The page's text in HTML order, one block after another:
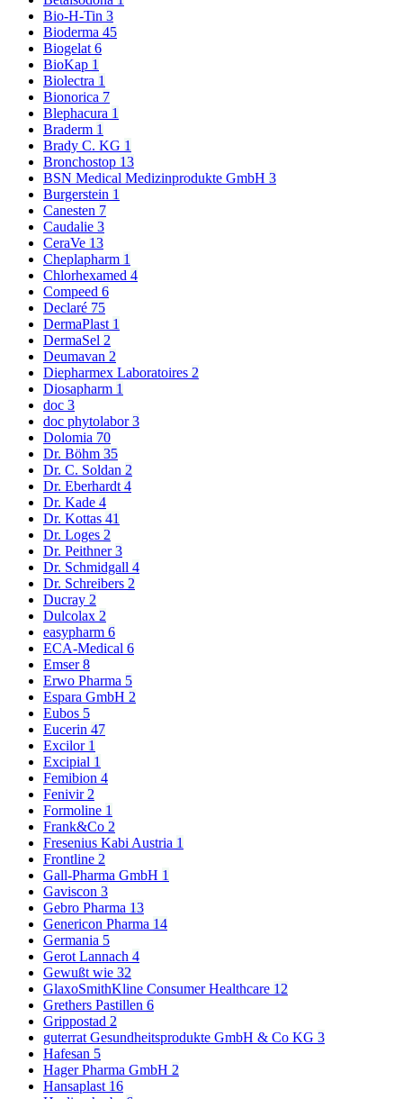
Bio-H-Tin 3
Bioderma 45
Biogelat 6
BioKap 1
Biolectra 1
Bionorica 7
Blephacura 1
Braderm 1
Brady C. KG 1
Bronchostop 13
BSN Medical Medizinprodukte GmbH 3
Burgerstein 1
Canesten 7
Caudalie 3
CeraVe 13
Cheplapharm 1
Chlorhexamed 4
Compeed 6
Declaré 75
DermaPlast 1
DermaSel 2
Deumavan 2
Diepharmex Laboratoires 2
Diosapharm 1
doc 3
doc phytolabor3
Dolomia 70
Dr. Böhm 35
Dr. C. Soldan 2
Dr. Eberhardt 4
Dr. Kade 4
Dr. Kottas 41
Dr. Loges 2
Dr. Peithner3
Dr. Schmidgall 4
Dr. Schreibers 2
Ducray 2
Dulcolax 2
easypharm 6
ECA-Medical 6
Emser8
Erwo Pharma 5
Espara GmbH 2
Eubos 5
Eucerin 47
Excilor 1
Excipial 1
Femibion 4
Fenivir 2
Formoline 1
Frank&Co 2
Fresenius Kabi Austria 1
Frontline 2
Gall-Pharma GmbH 1
Gaviscon 3
Gebro Pharma 13
Genericon Pharma 14
Germania 5
Gerot Lannach 4
Gewußt wie 32
GlaxoSmithKline Consumer Healthcare 12
Grethers Pastillen 6
Grippostad 2
guterrat Gesundheitsprodukte GmbH & Co KG 3
Hafesan 5
Hager Pharma GmbH 2
Hansaplast 16